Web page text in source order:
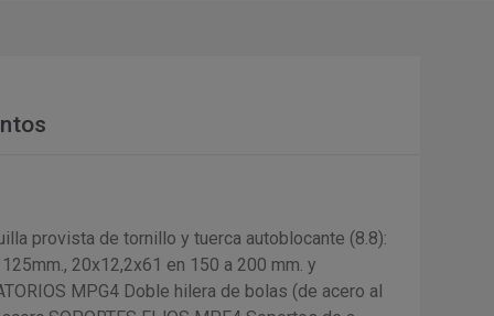
provista de tornillo y tuerca autoblocante (8.8):
20x12,2x61 en 150 a 200 mm. y
MPG4 Doble hilera de bolas (de acero al